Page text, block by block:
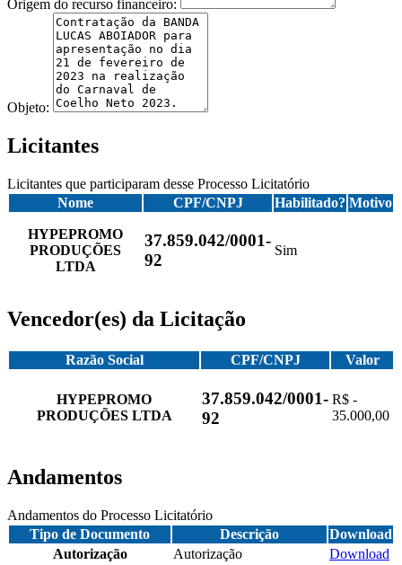
Origem do recurso financeiro:
Objeto:
Licitantes
Licitantes que participaram desse Processo Licitatório
Nome
CPF/CNPJ Habilitado? Motivo
HYPEPROMO
PRODUÇÕES
LTDA
37.859.042/0001-
92
Sim
Vencedor(es) da Licitação
Razão Social CPF/CNPJ Valor
HYPEPROMO
PRODUÇÕES LTDA
37.859.042/0001-
92
R$ -
35.000,00
Andamentos
Andamentos do Processo Licitatório
Tipo de Documento
Descrição
Download
Autorização
Autorização
Download